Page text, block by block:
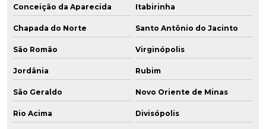
Conceição da Aparecida Itabirinha
Chapada do Norte Santo Antônio do Jacinto
São Romão Virginópolis
Jordânia Rubim
São Geraldo Novo Oriente de Minas
Rio Acima Divisópolis